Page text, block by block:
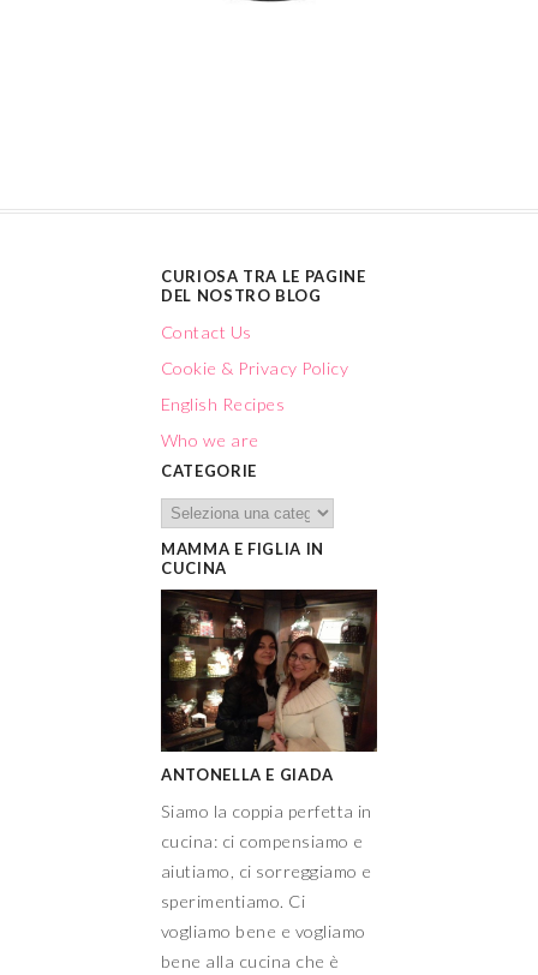
Contact Us
English Recipes
CATEGORIE
CUCINA
ANTONELLA E GIADA
Siamo la coppia perfetta in
cucina: ci compensiamo e
aiutiamo, ci sorreggiamo e
sperimentiamo. Ci
vogliamo bene e vogliamo
bene alla cucina che è
stata, e sempre sarà, il
nostro grande amore.
Siamo siciliane e adoriamo
le melanzane!